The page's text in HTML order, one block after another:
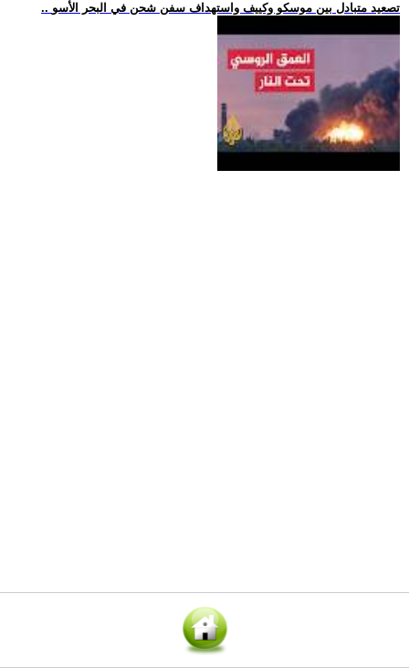
.. تصعيد متبادل بين موسكو وكييف واستهداف سفن شحن في البحر الأسو